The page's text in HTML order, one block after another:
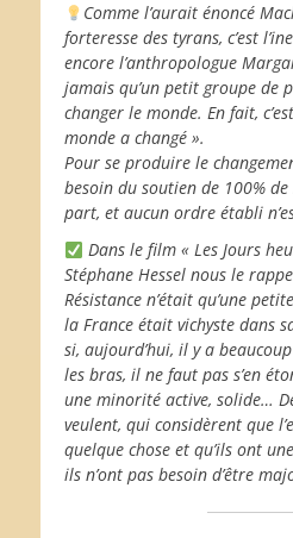
Comme l’aurait énoncé
forteresse des tyrans, c’est
encore l’anthropologue
jamais qu’un petit groupe de
changer le monde. En fait,
monde a changé ».
Pour se produire le
besoin du soutien de 100%
part, et aucun ordre établi
Dans le film « Les Jours
Stéphane Hessel nous le
Résistance n’était qu’une
la France était vichyste dans
si, aujourd’hui, il y a
les bras, il ne faut pas s’en
une minorité active, solide…
veulent, qui considèrent que
quelque chose et qu’ils ont
ils n’ont pas besoin d’être